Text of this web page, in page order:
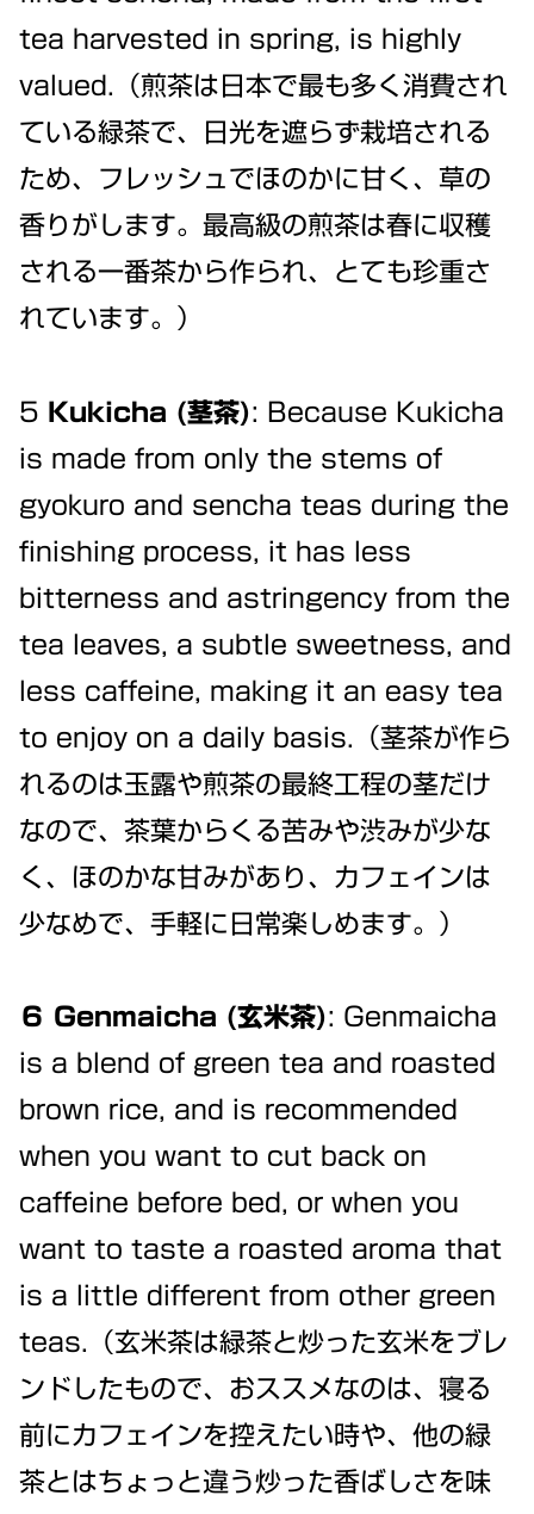
tea harvested in spring, is highly
valued.（煎茶は日本で最も多く消費され
ている緑茶で、日光を遮らず栽培される
ため、フレッシュでほのかに甘く、草の
香りがします。最高級の煎茶は春に収穫
される一番茶から作られ、とても珍重さ
れています。）
5 Kukicha (茎茶): Because Kukicha
is made from only the stems of
gyokuro and sencha teas during the
finishing process, it has less
bitterness and astringency from the
tea leaves, a subtle sweetness, and
less caffeine, making it an easy tea
to enjoy on a daily basis.（茎茶が作ら
れるのは玉露や煎茶の最終工程の茎だけ
なので、茶葉からくる苦みや渋みが少な
く、ほのかな甘みがあり、カフェインは
少なめで、手軽に日常楽しめます。）
６ Genmaicha (玄米茶): Genmaicha
is a blend of green tea and roasted
brown rice, and is recommended
when you want to cut back on
caffeine before bed, or when you
want to taste a roasted aroma that
is a little different from other green
teas.（玄米茶は緑茶と炒った玄米をブレ
ンドしたもので、おススメなのは、寝る
前にカフェインを控えたい時や、他の緑
茶とはちょっと違う炒った香ばしさを味